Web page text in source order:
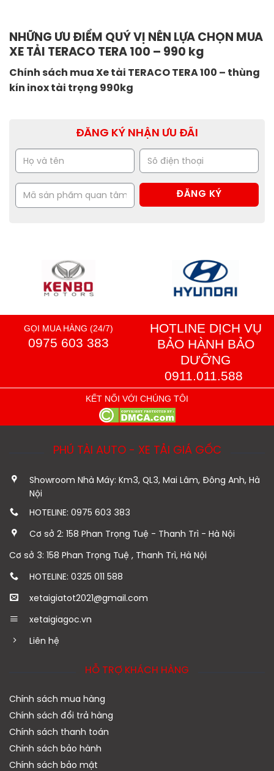
NHỮNG ƯU ĐIỂM QUÝ VỊ NÊN LỰA CHỌN MUA
XE TẢI TERACO TERA 100 – 990 kg
Chính sách mua Xe tải TERACO TERA 100 – thùng
kín inox tải trọng 990kg
ĐĂNG KÝ NHẬN ƯU ĐÃI
GỌI MUA HÀNG (24/7)
0975 603 383
HOTLINE DỊCH VỤ
BẢO HÀNH BẢO
DƯỠNG
0911.011.588
KẾT NỐI VỚI CHÚNG TÔI
PHÚ TÀI AUTO - XE TẢI GIÁ GỐC
Showroom Nhà Máy: Km3, QL3, Mai Lâm, Đông Anh, Hà
Nội
HOTELINE: 0975 603 383
Cơ sở 2: 158 Phan Trọng Tuệ - Thanh Trì - Hà Nội
Cơ sở 3: 158 Phan Trọng Tuệ , Thanh Trì, Hà Nội
HOTELINE: 0325 011 588
xetaigiatot2021@gmail.com
xetaigiagoc.vn
Liên hệ
HỖ TRỢ KHÁCH HÀNG
Chính sách mua hàng
Chính sách đổi trả hàng
Chính sách thanh toán
Chính sách bảo hành
Chính sách bảo mật